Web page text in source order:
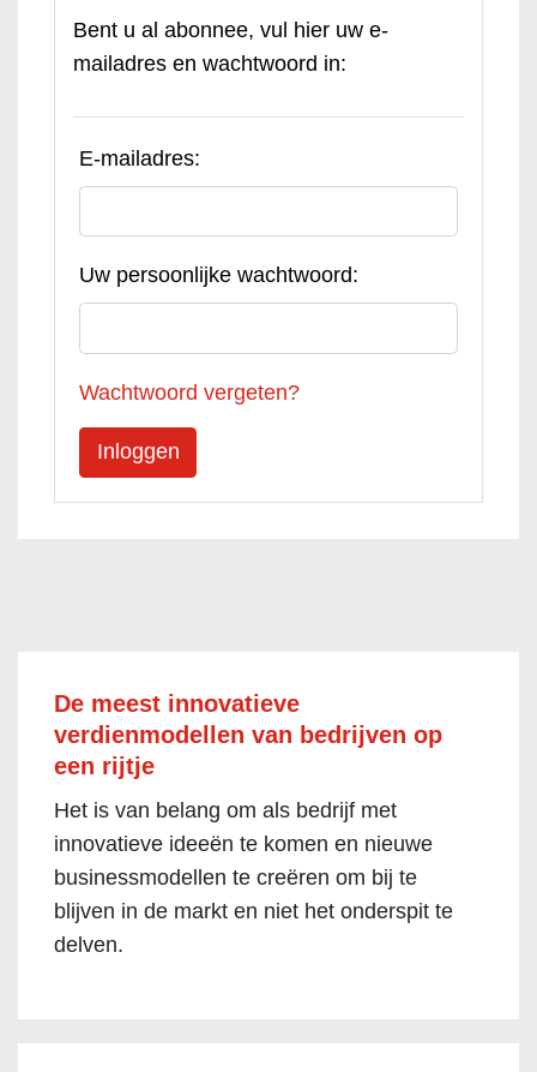
Bent u al abonnee, vul hier uw e-
mailadres en wachtwoord in:
E-mailadres:
Uw persoonlijke wachtwoord:
Wachtwoord vergeten?
De meest innovatieve
verdienmodellen van bedrijven op
een rijtje
Het is van belang om als bedrijf met
innovatieve ideeën te komen en nieuwe
businessmodellen te creëren om bij te
blijven in de markt en niet het onderspit te
delven.